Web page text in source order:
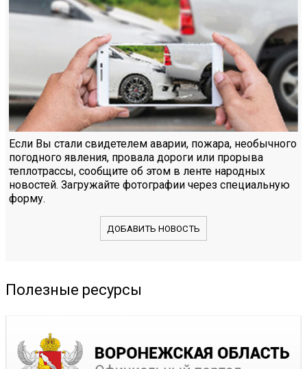
Если Вы стали свидетелем аварии, пожара, необычного
погодного явления, провала дороги или прорыва
теплотрассы, сообщите об этом в ленте народных
новостей. Загружайте фотографии через специальную
форму.
ДОБАВИТЬ НОВОСТЬ
Полезные ресурсы